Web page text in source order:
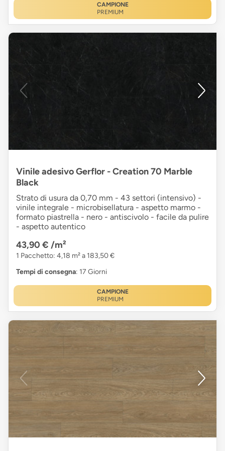
CAMPIONE
PREMIUM
Vinile adesivo Gerflor - Creation 70 Marble
Black
Strato di usura da 0,70 mm - 43 settori (intensivo) -
vinile integrale - microbisellatura - aspetto marmo -
formato piastrella - nero - antiscivolo - facile da pulire
- aspetto autentico
43,90 € /m²
1 Pacchetto: 4,18 m² a 183,50 €
Tempi di consegna: 17 Giorni
CAMPIONE
PREMIUM